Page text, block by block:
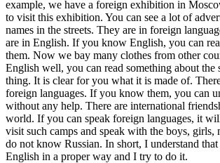
example, we have a foreign exhibition in
to visit this exhibition. You can see a lot of
names in the streets. They are in foreign
are in English. If you know English, you can
them. Now we bay many clothes from other
English well, you can read something about the
thing. It is clear for you what it is made of.
foreign languages. If you know them, you can
without any help. There are international
world. If you can speak foreign languages, it
visit such camps and speak with the boys, girls,
do not know Russian. In short, I understand
English in a proper way and I try to do it.